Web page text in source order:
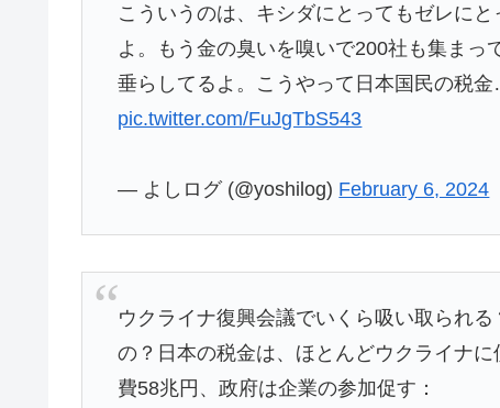
こういうのは、キシダにとってもゼレに
よ。もう金の臭いを嗅いで200社も集まっ
垂らしてるよ。こうやって日本国民の税
pic.twitter.com/FuJgTbS543
— よしログ (@yoshilog) February 6, 2024
ウクライナ復興会議でいくら吸い取られ
の？日本の税金は、ほとんどウクライナ
費58兆円、政府は企業の参加促す：